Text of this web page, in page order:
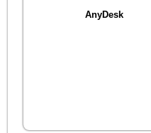
AnyDesk